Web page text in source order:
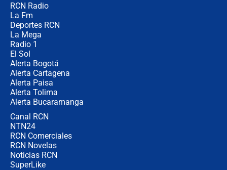
RCN Radio
La Fm
Deportes RCN
La Mega
Radio 1
El Sol
Alerta Bogotá
Alerta Cartagena
Alerta Paisa
Alerta Tolima
Alerta Bucaramanga
Canal RCN
NTN24
RCN Comerciales
RCN Novelas
Noticias RCN
SuperLike